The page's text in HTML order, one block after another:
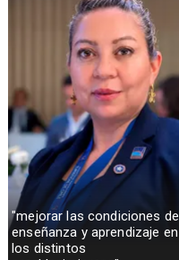
"mejorar las condiciones de
enseñanza y aprendizaje en
los distintos